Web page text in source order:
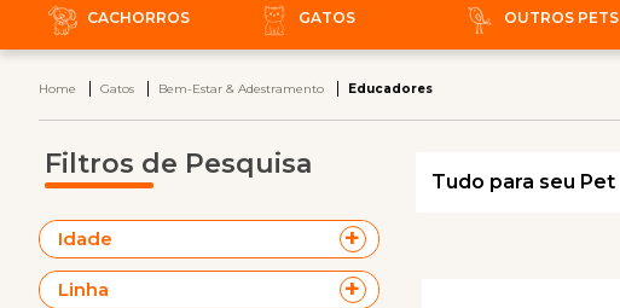
CACHORROS GATOS OUTROS PETS
Home Gatos Bem-Estar & Adestramento Educadores
Filtros de Pesquisa
Idade
Linha
Tudo para seu Pet